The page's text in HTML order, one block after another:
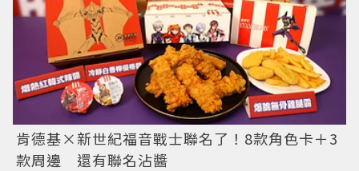
肯德基×新世紀福音戰士聯名了！8款角色卡＋3
款周邊 還有聯名沾醬